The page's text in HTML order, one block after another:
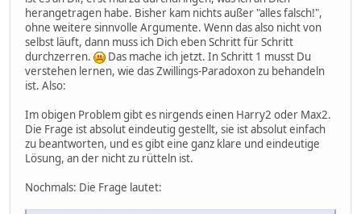
herangetragen habe. Bisher kam nichts außer "alles falsch!",
ohne weitere sinnvolle Argumente. Wenn das also nicht von
selbst läuft, dann muss ich Dich eben Schritt für Schritt
durchzerren.
Das mache ich jetzt. In Schritt 1 musst Du
verstehen lernen, wie das Zwillings-Paradoxon zu behandeln
ist. Also:
Im obigen Problem gibt es nirgends einen Harry2 oder Max2.
Die Frage ist absolut eindeutig gestellt, sie ist absolut einfach
zu beantworten, und es gibt eine ganz klare und eindeutige
Lösung, an der nicht zu rütteln ist.
Nochmals: Die Frage lautet: